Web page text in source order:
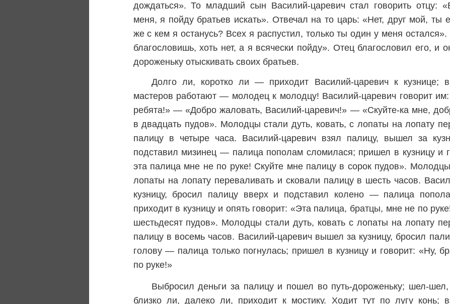
дождаться». То младший сын Василий-царевич стал говорить отцу:
меня, я пойду братьев искать». Отвечал на то царь: «Нет, друг мой,
же с кем я останусь? Всех я распустил, только ты один у меня
благословишь, хоть нет, а я всячески пойду». Отец благословил его, и
дороженьку отыскивать своих братьев.
Долго ли, коротко ли — приходит Василий-царевич к кузнице;
мастеров работают — молодец к молодцу! Василий-царевич говорит
ребята!» — «Добро жаловать, Василий-царевич!» — «Скуйте-ка мне,
в двадцать пудов». Молодцы стали дуть, ковать, с лопаты на лопату
палицу в четыре часа. Василий-царевич взял палицу, вышел за
подставил мизинец — палица пополам сломилася; пришел в кузницу и
эта палица мне не по руке! Скуйте мне палицу в сорок пудов». Молодцы
лопаты на лопату переваливать и сковали палицу в шесть часов.
кузницу, бросил палицу вверх и подставил колено — палица
приходит в кузницу и опять говорит: «Эта палица, братцы, мне не по
шестьдесят пудов». Молодцы стали дуть, ковать с лопаты на лопату
палицу в восемь часов. Василий-царевич вышел за кузницу, бросил
голову — палица только погнулась; пришел в кузницу и говорит: «Ну,
по руке!»
Выбросил деньги за палицу и пошел во путь-дороженьку; шел-
близко ли, далеко ли, приходит к мостику. Ходит тут по лугу конь;